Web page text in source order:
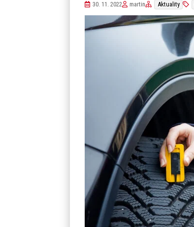
30. 11. 2022 martin Aktuality